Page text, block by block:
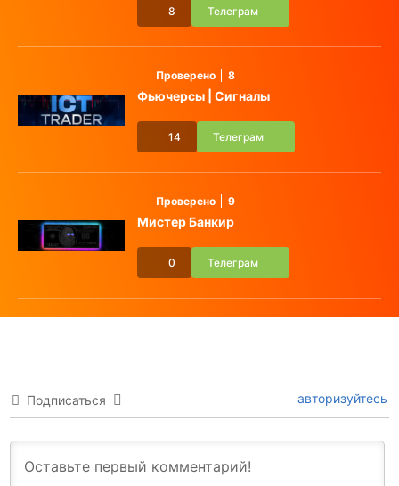
8 Телеграм
Проверено 8
Фьючерсы | Сигналы
14 Телеграм
Проверено 9
Мистер Банкир
0 Телеграм
Подписаться авторизуйтесь